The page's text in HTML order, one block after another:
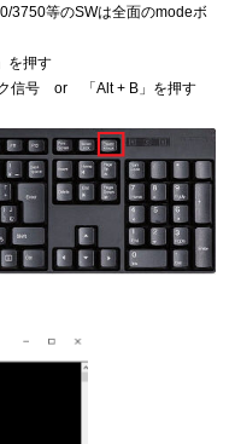
3750等のSWは全面のmodeボ
を押す
信号 or 「Alt + B」を押す